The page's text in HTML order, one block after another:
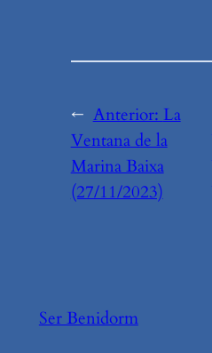
← Anterior: La
Ventana de la
Marina Baixa
(27/11/2023)
Ser Benidorm